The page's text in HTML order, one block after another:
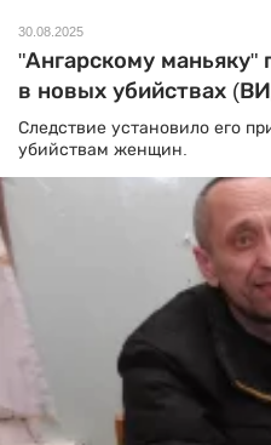
30.08.2025
"Ангарскому маньяку"
в новых убийствах
Следствие установило его
убийствам женщин.